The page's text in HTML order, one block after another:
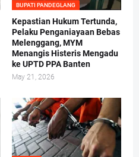
BUPATI PANDEGLANG
Kepastian Hukum Tertunda,
Pelaku Penganiayaan Bebas
Melenggang, MYM
Menangis Histeris Mengadu
ke UPTD PPA Banten
May 21, 2026